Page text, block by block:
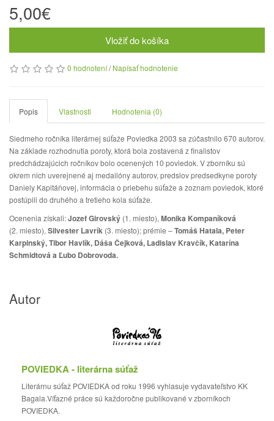
5,00€
Vložiť do košíka
0 hodnotení/Napísať hodnotenie
Popis Vlastnosti Hodnotenia (0)
Siedmeho ročníka literárnej súťaže Poviedka 2003 sa zúčastnilo 670 autorov.
Na základe rozhodnutia poroty, ktorá bola zostavená z finalistov
predchádzajúcich ročníkov bolo ocenených 10 poviedok. V zborníku sú
okrem nich uverejnené aj medailóny autorov, predslov predsedkyne poroty
Daniely Kapitáňovej, informácia o priebehu súťaže a zoznam poviedok, ktoré
postúpili do druhého a tretieho kola súťaže.
Ocenenia získali:Jozef Girovský (1. miesto), Monika Kompaníková
(2. miesto), Silvester Lavrík (3. miesto); prémie –Tomáš Hatala, Peter
Karpinský, Tibor Havlík, Dáša Čejková, Ladislav Kravčík, Katarína
Schmidtová a Ľubo Dobrovoda.
Autor
POVIEDKA - literárna súťaž
Literárnu súťaž POVIEDKA od roku 1996 vyhlasuje vydavateľstvo KK
Bagala.Víťazné práce sú každoročne publikované v zborníkoch
POVIEDKA.